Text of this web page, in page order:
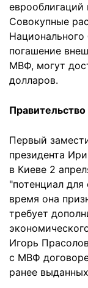
Совокупные
погашение
МВФ, могут
долларов.
Первый
президента
в Киеве 2
"потенциал
время она
требует
Игорь
с МВФ
ранее